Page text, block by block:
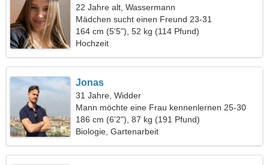
22 Jahre alt, Wassermann
Mädchen sucht einen Freund 23-31
164 cm (5'5"), 52 kg (114 Pfund)
Hochzeit
Jonas
31 Jahre, Widder
Mann möchte eine Frau kennenlernen 25-30
186 cm (6'2"), 87 kg (191 Pfund)
Biologie, Gartenarbeit